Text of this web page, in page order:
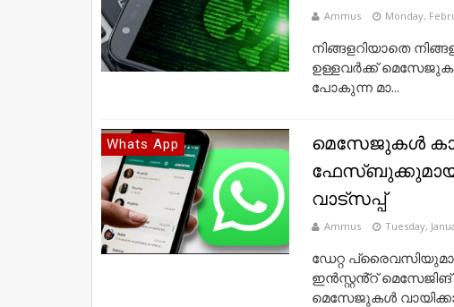
Ammus Monday,
നിങ്ങളറിയാതെ
ഉള്ളവ‌‌ർക്ക്
പോകുന്ന മാ...
Whats App
മെസേജുകൾ
ഫേസ്ബുക്കുമായി
വാട്സപ്പ്
Ammus Tuesday,
ഡേറ്റ
ഇൻസ്റ്റൻ്റ്
മെസേജുകൾ